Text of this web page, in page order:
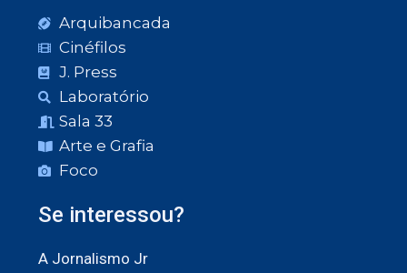
Arquibancada
Cinéfilos
J. Press
Laboratório
Sala 33
Arte e Grafia
Foco
Se interessou?
A Jornalismo Jr